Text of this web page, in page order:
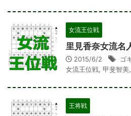
女流王位戦
里見香奈女流名
2015/6/2 ゴ
女流王位戦, 甲斐智美,
王将戦